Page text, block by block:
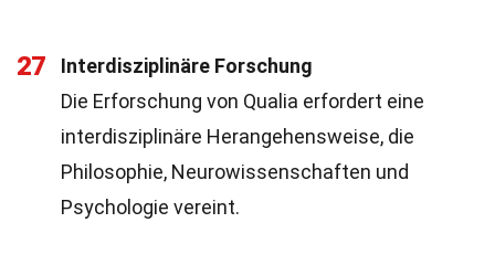
27
Interdisziplinäre Forschung
Die Erforschung von Qualia erfordert eine
interdisziplinäre Herangehensweise, die
Philosophie, Neurowissenschaften und
Psychologie vereint.